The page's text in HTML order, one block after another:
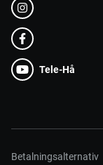
Tele-Hå
Betalningsalternativ